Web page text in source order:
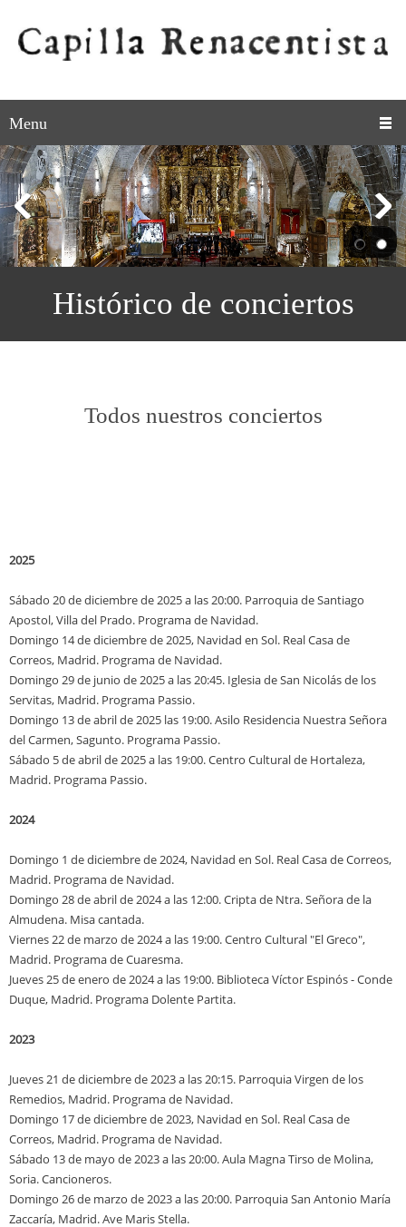
Menu
Histórico de conciertos
Todos nuestros conciertos
2025
Sábado 20 de diciembre de 2025 a las 20:00. Parroquia de Santiago
Apostol, Villa del Prado. Programa de Navidad.
Domingo 14 de diciembre de 2025, Navidad en Sol. Real Casa de
Correos, Madrid. Programa de Navidad.
Domingo 29 de junio de 2025 a las 20:45. Iglesia de San Nicolás de los
Servitas, Madrid. Programa Passio.
Domingo 13 de abril de 2025 las 19:00. Asilo Residencia Nuestra Señora
del Carmen, Sagunto. Programa Passio.
Sábado 5 de abril de 2025 a las 19:00. Centro Cultural de Hortaleza,
Madrid. Programa Passio.
2024
Domingo 1 de diciembre de 2024, Navidad en Sol. Real Casa de Correos,
Madrid. Programa de Navidad.
Domingo 28 de abril de 2024 a las 12:00. Cripta de Ntra. Señora de la
Almudena. Misa cantada.
Viernes 22 de marzo de 2024 a las 19:00. Centro Cultural "El Greco",
Madrid. Programa de Cuaresma.
Jueves 25 de enero de 2024 a las 19:00. Biblioteca Víctor Espinós - Conde
Duque, Madrid. Programa Dolente Partita.
2023
Jueves 21 de diciembre de 2023 a las 20:15. Parroquia Virgen de los
Remedios, Madrid. Programa de Navidad.
Domingo 17 de diciembre de 2023, Navidad en Sol. Real Casa de
Correos, Madrid. Programa de Navidad.
Sábado 13 de mayo de 2023 a las 20:00.Aula Magna Tirso de Molina,
Soria. Cancioneros.
Domingo 26 de marzo de 2023 a las 20:00. Parroquia San Antonio María
Zaccaría, Madrid. Ave Maris Stella.